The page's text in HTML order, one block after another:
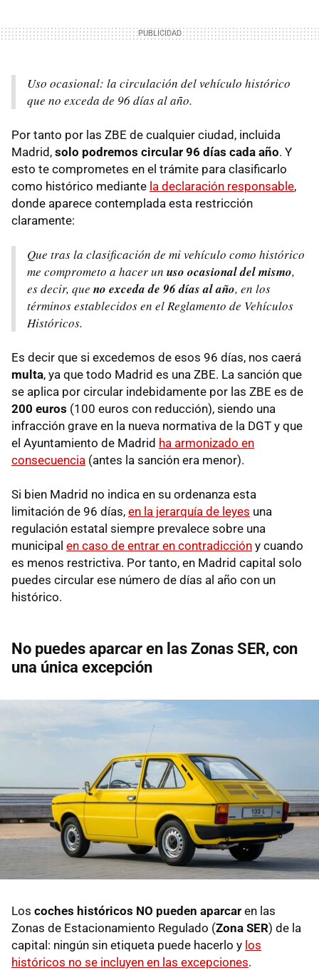
Uso ocasional: la circulación del vehículo histórico
que no exceda de 96 días al año.
Por tanto por las ZBE de cualquier ciudad, incluida
Madrid, solo podremos circular 96 días cada año. Y
esto te comprometes en el trámite para clasificarlo
como histórico mediante la declaración responsable,
donde aparece contemplada esta restricción
claramente:
Que tras la clasificación de mi vehículo como histórico
me comprometo a hacer un uso ocasional del mismo,
es decir, que no exceda de 96 días al año, en los
términos establecidos en el Reglamento de Vehículos
Históricos.
Es decir que si excedemos de esos 96 días, nos caerá
multa, ya que todo Madrid es una ZBE. La sanción que
se aplica por circular indebidamente por las ZBE es de
200 euros (100 euros con reducción), siendo una
infracción grave en la nueva normativa de la DGT y que
el Ayuntamiento de Madrid ha armonizado en
consecuencia (antes la sanción era menor).
Si bien Madrid no indica en su ordenanza esta
limitación de 96 días, en la jerarquía de leyes una
regulación estatal siempre prevalece sobre una
municipal en caso de entrar en contradicción y cuando
es menos restrictiva. Por tanto, en Madrid capital solo
puedes circular ese número de días al año con un
histórico.
No puedes aparcar en las Zonas SER, con
una única excepción
Los coches históricos NO pueden aparcar en las
Zonas de Estacionamiento Regulado (Zona SER) de la
capital: ningún sin etiqueta puede hacerlo y los
históricos no se incluyen en las excepciones.